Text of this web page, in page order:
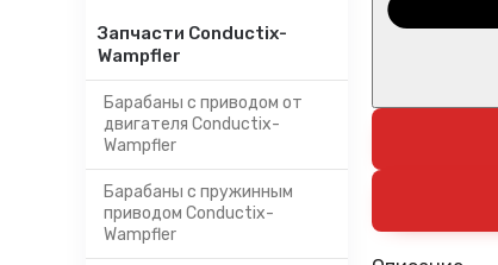
Запчасти Conductix-
Wampfler
Барабаны с приводом от
двигателя Conductix-
Wampfler
Барабаны с пружинным
приводом Conductix-
Wampfler